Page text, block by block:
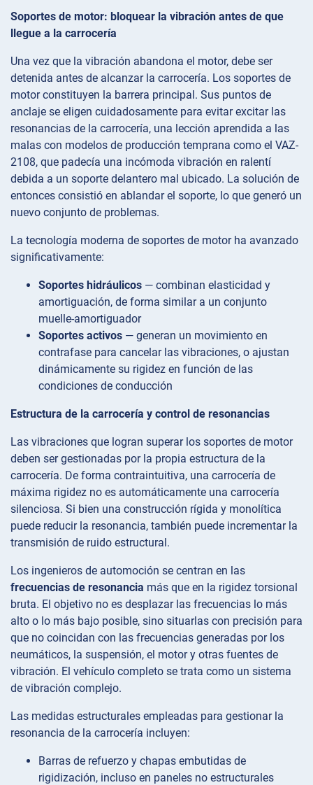
Soportes de motor: bloquear la vibración antes de que
llegue a la carrocería
Una vez que la vibración abandona el motor, debe ser
detenida antes de alcanzar la carrocería. Los soportes de
motor constituyen la barrera principal. Sus puntos de
anclaje se eligen cuidadosamente para evitar excitar las
resonancias de la carrocería, una lección aprendida a las
malas con modelos de producción temprana como el VAZ-
2108, que padecía una incómoda vibración en ralentí
debida a un soporte delantero mal ubicado. La solución de
entonces consistió en ablandar el soporte, lo que generó un
nuevo conjunto de problemas.
La tecnología moderna de soportes de motor ha avanzado
significativamente:
Soportes hidráulicos — combinan elasticidad y
amortiguación, de forma similar a un conjunto
muelle-amortiguador
Soportes activos — generan un movimiento en
contrafase para cancelar las vibraciones, o ajustan
dinámicamente su rigidez en función de las
condiciones de conducción
Estructura de la carrocería y control de resonancias
Las vibraciones que logran superar los soportes de motor
deben ser gestionadas por la propia estructura de la
carrocería. De forma contraintuitiva, una carrocería de
máxima rigidez no es automáticamente una carrocería
silenciosa. Si bien una construcción rígida y monolítica
puede reducir la resonancia, también puede incrementar la
transmisión de ruido estructural.
Los ingenieros de automoción se centran en las
frecuencias de resonancia más que en la rigidez torsional
bruta. El objetivo no es desplazar las frecuencias lo más
alto o lo más bajo posible, sino situarlas con precisión para
que no coincidan con las frecuencias generadas por los
neumáticos, la suspensión, el motor y otras fuentes de
vibración. El vehículo completo se trata como un sistema
de vibración complejo.
Las medidas estructurales empleadas para gestionar la
resonancia de la carrocería incluyen:
Barras de refuerzo y chapas embutidas de
rigidización, incluso en paneles no estructurales